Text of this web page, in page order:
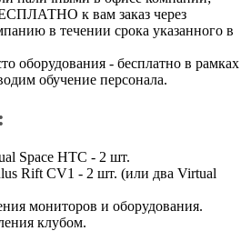
к вам заказ через
в течении срока указанного в
оборудования - бесплатно в рамках
обучение персонала.
Space HTC - 2 шт.
Rift CV1 - 2 шт. (или два Virtual
мониторов и оборудования.
клубом.